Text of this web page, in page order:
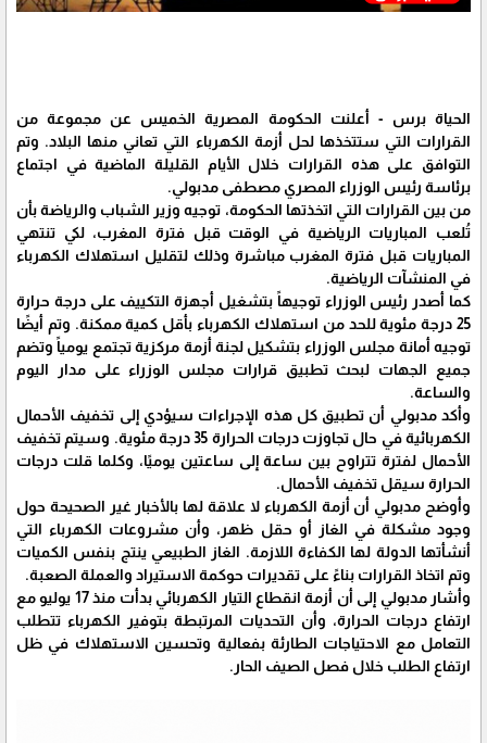
الحياة برس - أعلنت الحكومة المصرية الخميس عن مجموعة من
القرارات التي ستتخذها لحل أزمة الكهرباء التي تعاني منها البلاد. وتم
التوافق على هذه القرارات خلال الأيام القليلة الماضية في اجتماع
برئاسة رئيس الوزراء المصري مصطفى مدبولي.
من بين القرارات التي اتخذتها الحكومة، توجيه وزير الشباب والرياضة بأن
تُلعب المباريات الرياضية في الوقت قبل فترة المغرب، لكي تنتهي
المباريات قبل فترة المغرب مباشرة وذلك لتقليل استهلاك الكهرباء
في المنشآت الرياضية.
كما أصدر رئيس الوزراء توجيهاً بتشغيل أجهزة التكييف على درجة حرارة
25 درجة مئوية للحد من استهلاك الكهرباء بأقل كمية ممكنة. وتم أيضًا
توجيه أمانة مجلس الوزراء بتشكيل لجنة أزمة مركزية تجتمع يومياً وتضم
جميع الجهات لبحث تطبيق قرارات مجلس الوزراء على مدار اليوم
والساعة.
وأكد مدبولي أن تطبيق كل هذه الإجراءات سيؤدي إلى تخفيف الأحمال
الكهربائية في حال تجاوزت درجات الحرارة 35 درجة مئوية. وسيتم تخفيف
الأحمال لفترة تتراوح بين ساعة إلى ساعتين يوميًا، وكلما قلت درجات
الحرارة سيقل تخفيف الأحمال.
وأوضح مدبولي أن أزمة الكهرباء لا علاقة لها بالأخبار غير الصحيحة حول
وجود مشكلة في الغاز أو حقل ظهر، وأن مشروعات الكهرباء التي
أنشأتها الدولة لها الكفاءة اللازمة. الغاز الطبيعي ينتج بنفس الكميات
وتم اتخاذ القرارات بناءً على تقديرات حوكمة الاستيراد والعملة الصعبة.
وأشار مدبولي إلى أن أزمة انقطاع التيار الكهربائي بدأت منذ 17 يوليو مع
ارتفاع درجات الحرارة، وأن التحديات المرتبطة بتوفير الكهرباء تتطلب
التعامل مع الاحتياجات الطارئة بفعالية وتحسين الاستهلاك في ظل
ارتفاع الطلب خلال فصل الصيف الحار.